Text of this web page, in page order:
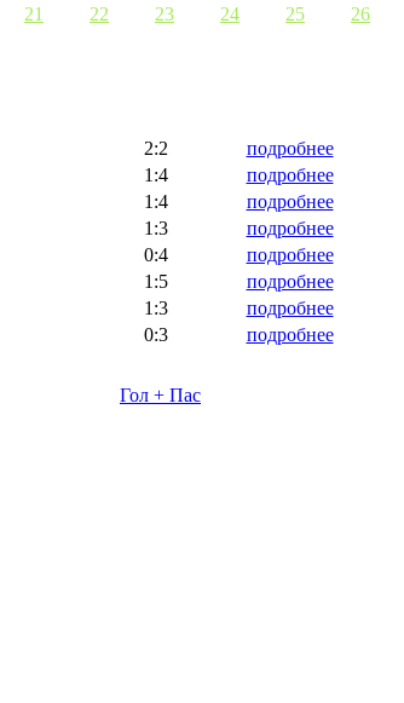
21 22 23 24 25 26
2:2
подробнее
1:4
подробнее
1:4
подробнее
1:3
подробнее
0:4
подробнее
1:5
подробнее
1:3
подробнее
0:3 подробнее
Гол + Пас